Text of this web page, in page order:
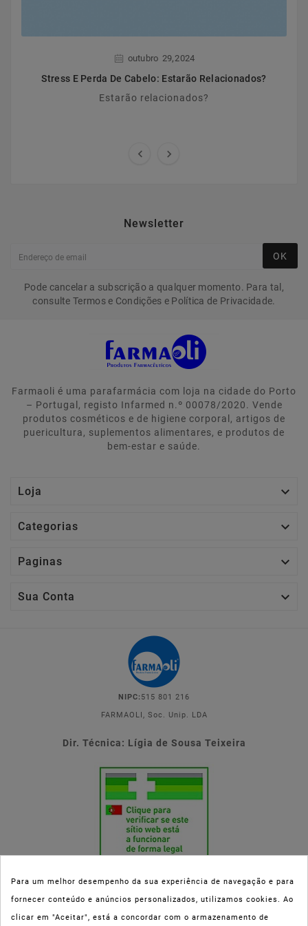
outubro 29, 2024
Stress E Perda De Cabelo: Estarão Relacionados?
Estarão relacionados?
 
Newsletter
OK
Pode cancelar a subscrição a qualquer momento. Para tal,
consulte Termos e Condições e Política de Privacidade.
Farmaoli é uma parafarmácia com loja na cidade do Porto
– Portugal, registo Infarmed n.º 00078/2020. Vende
produtos cosméticos e de higiene corporal, artigos de
puericultura, suplementos alimentares, e produtos de
bem-estar e saúde.
Loja 
Categorias 
Paginas 
Sua Conta 
NIPC: 515 801 216
FARMAOLI, Soc. Unip. LDA
Dir. Técnica: Lígia de Sousa Teixeira
Esta parafarmácia (Farmaoli) encontra-se autorizada pelo INFARMED
Para um melhor desempenho da sua experiência de navegação e para
fornecer conteúdo e anúncios personalizados, utilizamos cookies. Ao
clicar em "Aceitar", está a concordar com o armazenamento de